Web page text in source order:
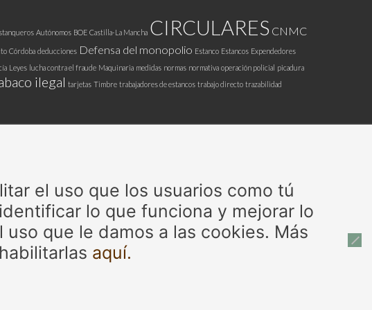
Autónomos BOE Castilla-La Mancha CIRCULARES CNMC
Córdoba deducciones Defensa del monopolio Estanco Estancos Expendedores
Leyes lucha contra el fraude Maquinaria medidas normas normativa operación policial picadura
ilegal tarjetas Timbre trabajadores de estancos trabajo directo trazabilidad
el uso que los usuarios como tú
lo que funciona y mejorar lo
que le damos a las cookies. Más
aquí.